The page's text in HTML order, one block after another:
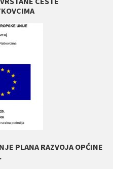
PLANA RAZVOJA OPĆINE